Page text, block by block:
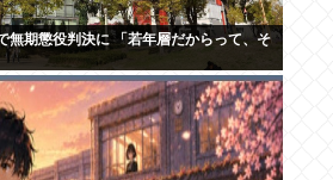
無期懲役判決に 「若年層だからって、そ